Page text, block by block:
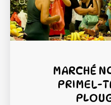
MARCHÉ
PRIMEL-